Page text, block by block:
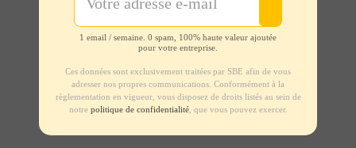
1 email / semaine. 0 spam, 100% haute valeur ajoutée
pour votre entreprise.
Ces données sont exclusivement traitées par SBE afin de vous
adresser nos propres communications. Conformément à la
règlementation en vigueur, vous disposez de droits listés au sein de
notre politique de confidentialité, que vous pouvez exercer.